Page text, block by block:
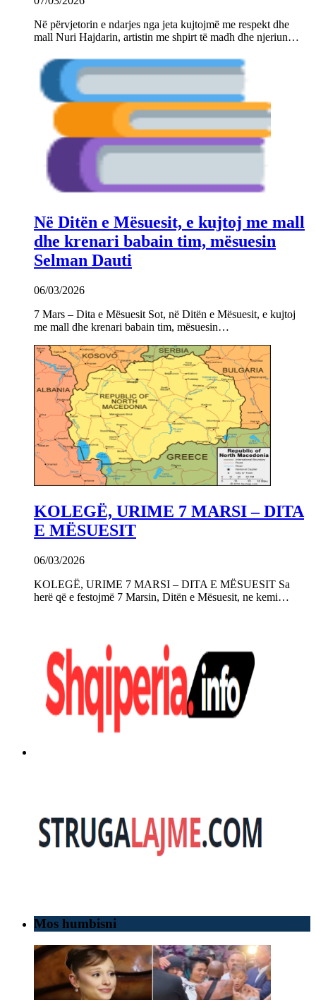
Në përvjetorin e ndarjes nga jeta kujtojmë me respekt dhe
mall Nuri Hajdarin, artistin me shpirt të madh dhe njeriun…
Në Ditën e Mësuesit, e kujtoj me mall
dhe krenari babain tim, mësuesin
Selman Dauti
06/03/2026
7 Mars – Dita e Mësuesit Sot, në Ditën e Mësuesit, e kujtoj
me mall dhe krenari babain tim, mësuesin…
KOLEGË, URIME 7 MARSI – DITA
E MËSUESIT
06/03/2026
KOLEGË, URIME 7 MARSI – DITA E MËSUESIT Sa
herë që e festojmë 7 Marsin, Ditën e Mësuesit, ne kemi…
Mos humbisni